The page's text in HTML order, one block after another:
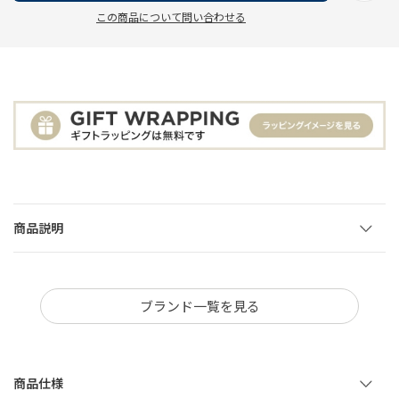
この商品について問い合わせる
商品説明
ブランド一覧を見る
商品仕様